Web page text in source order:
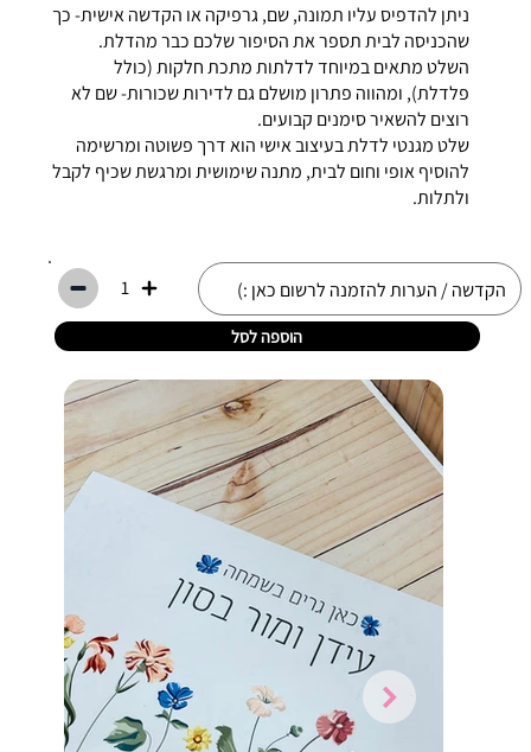
ניתן להדפיס עליו תמונה, שם, גרפיקה או הקדשה אישית- כך
שהכניסה לבית תספר את הסיפור שלכם כבר מהדלת.
השלט מתאים במיוחד לדלתות מתכת חלקות (כולל
פלדלת), ומהווה פתרון מושלם גם לדירות שכורות- שם לא
רוצים להשאיר סימנים קבועים.
שלט מגנטי לדלת בעיצוב אישי הוא דרך פשוטה ומרשימה
להוסיף אופי וחום לבית, מתנה שימושית ומרגשת שכיף לקבל
ולתלות.
1
הוספה לסל